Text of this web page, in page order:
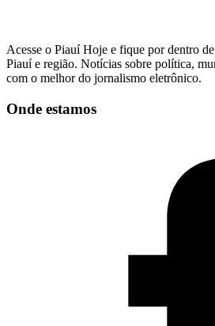
Acesse o Piauí Hoje e fique por dentro
Piauí e região. Notícias sobre política,
com o melhor do jornalismo eletrônico.
Onde estamos